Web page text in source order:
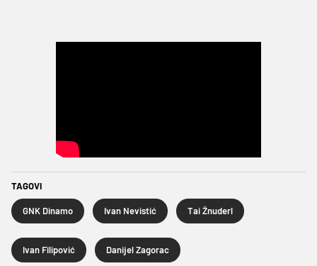
TAGOVI
GNK Dinamo Ivan Nevistić Tai Žnuderl
Ivan Filipović Danijel Zagorac